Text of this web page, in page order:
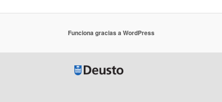
Funciona gracias a WordPress